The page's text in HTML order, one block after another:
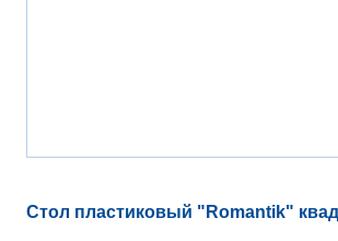
Стол пластиковый "Romantik"